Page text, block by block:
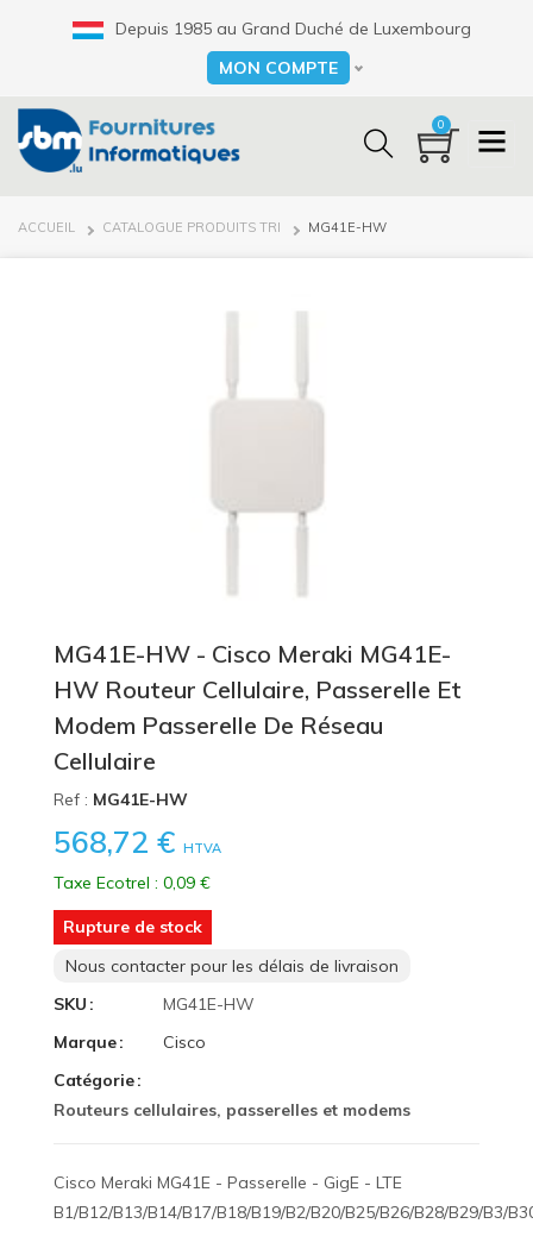
Depuis 1985 au Grand Duché de Luxembourg
Select your language
MON COMPTE
0
FIL
ACCUEIL CATALOGUE PRODUITS TRI MG41E-HW
MG41E-HW - Cisco Meraki MG41E-
HW Routeur Cellulaire, Passerelle Et
Modem Passerelle De Réseau
Cellulaire
Ref : MG41E-HW
568,72 € HTVA
Taxe Ecotrel : 0,09 €
Rupture de stock
Nous contacter pour les délais de livraison
SKU
MG41E-HW
Marque
Cisco
Catégorie
Routeurs cellulaires, passerelles et modems
Cisco Meraki MG41E - Passerelle - GigE - LTE
B1/B12/B13/B14/B17/B18/B19/B2/B20/B25/B26/B28/B29/B3/